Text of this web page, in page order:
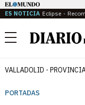
ES NOTICIA Eclipse
Menú
VALLADOLID
PORTADAS